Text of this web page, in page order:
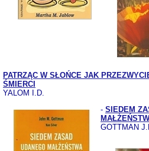
PATRZĄC W SŁOŃCE JAK
ŚMIERCI
YALOM I.D.
- SIEDEM
GOTTMAN